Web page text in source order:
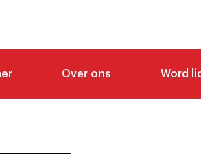
Over ons Word lid